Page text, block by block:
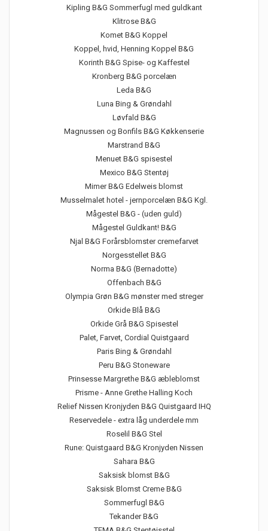
Kipling B&G Sommerfugl med guldkant
Klitrose B&G
Komet B&G Koppel
Koppel, hvid, Henning Koppel B&G
Korinth B&G Spise- og Kaffestel
Kronberg B&G porcelæn
Leda B&G
Luna Bing & Grøndahl
Løvfald B&G
Magnussen og Bonfils B&G Køkkenserie
Marstrand B&G
Menuet B&G spisestel
Mexico B&G Stentøj
Mimer B&G Edelweis blomst
Musselmalet hotel - jernporcelæn B&G Kgl.
Mågestel B&G - (uden guld)
Mågestel Guldkant! B&G
Njal B&G Forårsblomster cremefarvet
Norgesstellet B&G
Norma B&G (Bernadotte)
Offenbach B&G
Olympia Grøn B&G mønster med streger
Orkide Blå B&G
Orkide Grå B&G Spisestel
Palet, Farvet, Cordial Quistgaard
Paris Bing & Grøndahl
Peru B&G Stoneware
Prinsesse Margrethe B&G æbleblomst
Prisme - Anne Grethe Halling Koch
Relief Nissen Kronjyden B&G Quistgaard IHQ
Reservedele - extra låg underdele mm
Roselil B&G Stel
Rune: Quistgaard B&G Kronjyden Nissen
Sahara B&G
Saksisk blomst B&G
Saksisk Blomst Creme B&G
Sommerfugl B&G
Tekander B&G